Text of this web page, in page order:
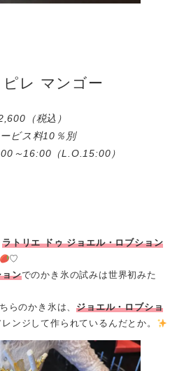
レ マンゴー
（税込）
ビス料10％別
～16:00（L.O.15:00）
ラトリエ ドゥ ジョエル・ロブション
♡
ョンでのかき氷の試みは世界初みた
らのかき氷は、ジョエル・ロブショ
ンジして作られているんだとか。